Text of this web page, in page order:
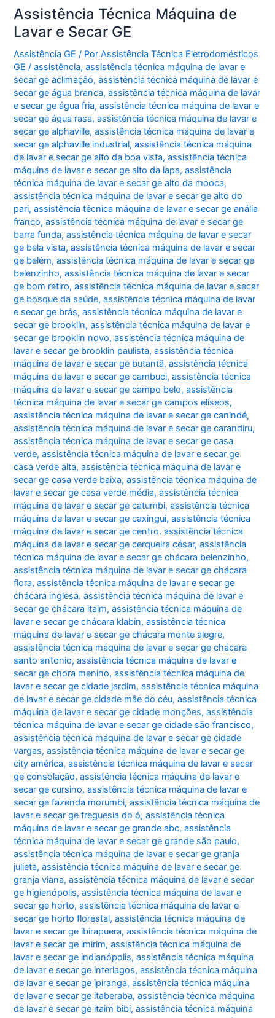
Vila
Nova
Mazzei
Assistência Técnica Máquina de
Lavar e Secar GE
Assistência GE / PorAssistência Técnica Eletrodomésticos
GE/assistência,assistência técnica máquina de lavar e
secar ge aclimação,assistência técnica máquina de lavar e
secar ge água branca,assistência técnica máquina de lavar
e secar ge água fria,assistência técnica máquina de lavar e
secar ge água rasa,assistência técnica máquina de lavar e
secar ge alphaville,assistência técnica máquina de lavar e
secar ge alphaville industrial,assistência técnica máquina
de lavar e secar ge alto da boa vista,assistência técnica
máquina de lavar e secar ge alto da lapa,assistência
técnica máquina de lavar e secar ge alto da mooca,
assistência técnica máquina de lavar e secar ge alto do
pari,assistência técnica máquina de lavar e secar ge anália
franco,assistência técnica máquina de lavar e secar ge
barra funda,assistência técnica máquina de lavar e secar
ge bela vista,assistência técnica máquina de lavar e secar
ge belém,assistência técnica máquina de lavar e secar ge
belenzinho,assistência técnica máquina de lavar e secar
ge bom retiro,assistência técnica máquina de lavar e secar
ge bosque da saúde,assistência técnica máquina de lavar
e secar ge brás,assistência técnica máquina de lavar e
secar ge brooklin,assistência técnica máquina de lavar e
secar ge brooklin novo,assistência técnica máquina de
lavar e secar ge brooklin paulista,assistência técnica
máquina de lavar e secar ge butantã,assistência técnica
máquina de lavar e secar ge cambuci,assistência técnica
máquina de lavar e secar ge campo belo,assistência
técnica máquina de lavar e secar ge campos elíseos,
assistência técnica máquina de lavar e secar ge canindé,
assistência técnica máquina de lavar e secar ge carandiru,
assistência técnica máquina de lavar e secar ge casa
verde,assistência técnica máquina de lavar e secar ge
casa verde alta,assistência técnica máquina de lavar e
secar ge casa verde baixa,assistência técnica máquina de
lavar e secar ge casa verde média,assistência técnica
máquina de lavar e secar ge catumbi,assistência técnica
máquina de lavar e secar ge caxingui,assistência técnica
máquina de lavar e secar ge centro. assistência técnica
máquina de lavar e secar ge cerqueira césar,assistência
técnica máquina de lavar e secar ge chácara belenzinho,
assistência técnica máquina de lavar e secar ge chácara
flora,assistência técnica máquina de lavar e secar ge
chácara inglesa. assistência técnica máquina de lavar e
secar ge chácara itaim,assistência técnica máquina de
lavar e secar ge chácara klabin,assistência técnica
máquina de lavar e secar ge chácara monte alegre,
assistência técnica máquina de lavar e secar ge chácara
santo antonio,assistência técnica máquina de lavar e
secar ge chora menino,assistência técnica máquina de
lavar e secar ge cidade jardim,assistência técnica máquina
de lavar e secar ge cidade mãe do céu,assistência técnica
máquina de lavar e secar ge cidade monções,assistência
técnica máquina de lavar e secar ge cidade são francisco,
assistência técnica máquina de lavar e secar ge cidade
vargas,assistência técnica máquina de lavar e secar ge
city américa,assistência técnica máquina de lavar e secar
ge consolação,assistência técnica máquina de lavar e
secar ge cursino,assistência técnica máquina de lavar e
secar ge fazenda morumbi,assistência técnica máquina de
lavar e secar ge freguesia do ó,assistência técnica
máquina de lavar e secar ge grande abc,assistência
técnica máquina de lavar e secar ge grande são paulo,
assistência técnica máquina de lavar e secar ge granja
julieta,assistência técnica máquina de lavar e secar ge
granja viana,assistência técnica máquina de lavar e secar
ge higienópolis,assistência técnica máquina de lavar e
secar ge horto,assistência técnica máquina de lavar e
secar ge horto florestal,assistência técnica máquina de
lavar e secar ge ibirapuera,assistência técnica máquina de
lavar e secar ge imirim,assistência técnica máquina de
lavar e secar ge indianópolis,assistência técnica máquina
de lavar e secar ge interlagos,assistência técnica máquina
de lavar e secar ge ipiranga,assistência técnica máquina
de lavar e secar ge itaberaba,assistência técnica máquina
de lavar e secar ge itaim bibi,assistência técnica máquina